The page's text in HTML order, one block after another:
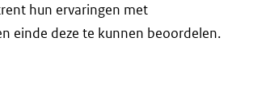
hun ervaringen met
einde deze te kunnen beoordelen.